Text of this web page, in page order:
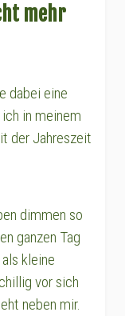
mehr
dabei eine
in meinem
der Jahreszeit
dimmen so
ganzen Tag
kleine
vor sich
neben mir.